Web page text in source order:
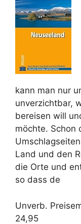
kann man nur
unverzichtbar,
bereisen will
möchte. Schon
Land und den
die Orte und
so dass de
Unverb.
24,95